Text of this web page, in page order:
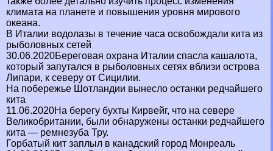
климата на планете и повышения уровня мирового
океана.
В Италии водолазы в течение часа освобождали кита из
рыболовных сетей
30.06.2020Береговая охрана Италии спасла кашалота,
который запутался в рыболовных сетях вблизи острова
Липари, к северу от Сицилии.
На побережье Шотландии вынесло останки редчайшего
кита
11.06.2020На берегу бухты Кирвейг, что на севере
Великобритании, были обнаружены останки редчайшего
кита — ремнезуба Тру.
Горбатый кит заплыл в канадский город Монреаль